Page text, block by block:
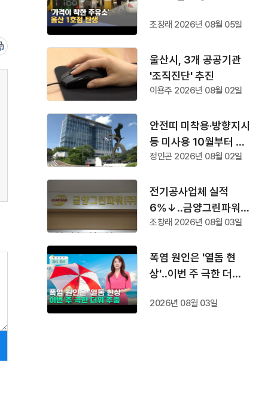
조창래 2026년 08월 05일
울산시, 3개 공공기관
'조직진단' 추진
이용주 2026년 08월 02일
안전띠 미착용·방향지시
등 미사용 10월부터 단
속
정인곤 2026년 08월 02일
전기공사업체 실적
6%↓‥금양그린파워
'수주 1위'
조창래 2026년 08월 03일
폭염 원인은 '열돔 현
상'‥이번 주 극한 더위
2026년 08월 03일